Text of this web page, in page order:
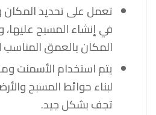
تعمل على تحديد المكان
في إنشاء المسبح
المكان بالعمق المناسب
يتم استخدام الأسمنت
لبناء حوائط المسبح
تجف بشكل جيد.